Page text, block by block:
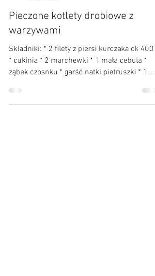
Kulinarne Przygody :)
3 kwi 2020
Pieczone kotlety drobiowe z
warzywami
Składniki: * 2 filety z piersi kurczaka ok 400 g
ząbek czosnku * garść natki pietruszki * 1...